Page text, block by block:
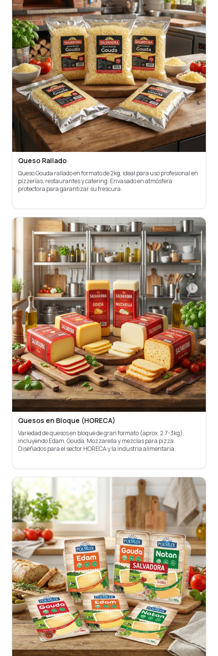
Queso Rallado
Queso Gouda rallado en formato de 2kg, ideal para uso profesional en
pizzerías, restaurantes y catering. Envasado en atmósfera
protectora para garantizar su frescura.
Quesos en Bloque (HORECA)
Variedad de quesos en bloque de gran formato (aprox. 2.7-3kg),
incluyendo Edam, Gouda, Mozzarella y mezclas para pizza.
Diseñados para el sector HORECA y la industria alimentaria.